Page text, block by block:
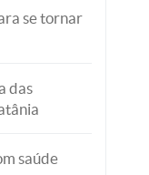
se tornar
das
saúde